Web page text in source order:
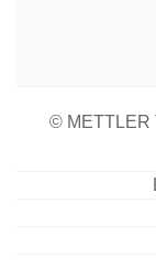
© METTLER